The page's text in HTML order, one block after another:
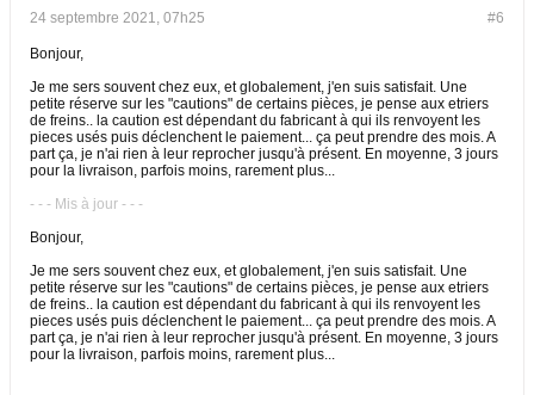
#6
24 septembre 2021, 07h25
Bonjour,
Je me sers souvent chez eux, et globalement, j'en suis satisfait. Une
petite réserve sur les "cautions" de certains pièces, je pense aux etriers
de freins.. la caution est dépendant du fabricant à qui ils renvoyent les
pieces usés puis déclenchent le paiement... ça peut prendre des mois. A
part ça, je n'ai rien à leur reprocher jusqu'à présent. En moyenne, 3 jours
pour la livraison, parfois moins, rarement plus...
- - - Mis à jour - - -
Bonjour,
Je me sers souvent chez eux, et globalement, j'en suis satisfait. Une
petite réserve sur les "cautions" de certains pièces, je pense aux etriers
de freins.. la caution est dépendant du fabricant à qui ils renvoyent les
pieces usés puis déclenchent le paiement... ça peut prendre des mois. A
part ça, je n'ai rien à leur reprocher jusqu'à présent. En moyenne, 3 jours
pour la livraison, parfois moins, rarement plus...